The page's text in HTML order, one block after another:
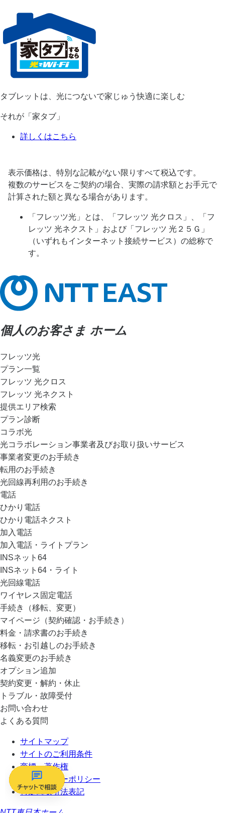
タブレットは、光につないで家じゅう快適に楽しむ
それが「家タブ」
詳しくはこちら
表示価格は、特別な記載がない限りすべて税込です。
複数のサービスをご契約の場合、実際の請求額とお手元で
計算された額と異なる場合があります。
「フレッツ光」とは、「フレッツ 光クロス」、「フ
レッツ 光ネクスト」および「フレッツ 光２５Ｇ」
（いずれもインターネット接続サービス）の総称で
す。
個人のお客さま ホーム
フレッツ光
プラン一覧
フレッツ 光クロス
フレッツ 光ネクスト
提供エリア検索
プラン診断
コラボ光
光コラボレーション事業者及びお取り扱いサービス
事業者変更のお手続き
転用のお手続き
光回線再利用のお手続き
電話
ひかり電話
ひかり電話ネクスト
加入電話
加入電話・ライトプラン
INSネット64
INSネット64・ライト
光回線電話
ワイヤレス固定電話
手続き（移転、変更）
マイページ（契約確認・お手続き）
料金・請求書のお手続き
移転・お引越しのお手続き
名義変更のお手続き
オプション追加
契約変更・解約・休止
トラブル・故障受付
お問い合わせ
よくある質問
サイトマップ
サイトのご利用条件
商標・著作権
プライバシーポリシー
特定商取引法表記